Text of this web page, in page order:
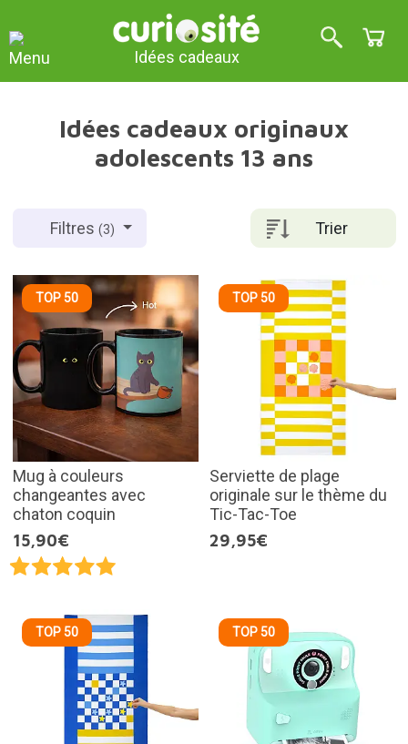
Idées cadeaux
Idées cadeaux originaux
adolescents 13 ans
Trier
Filtres(3)
TOP 50
Mug à couleurs
changeantes avec
chaton coquin
15,90€
TOP 50
Serviette de plage
originale sur le thème du
Tic-Tac-Toe
29,95€
TOP 50 TOP 50